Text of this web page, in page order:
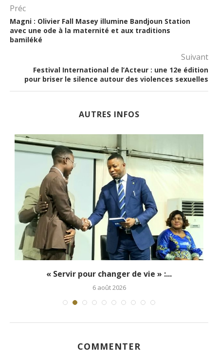
Préc
Magni : Olivier Fall Masey illumine Bandjoun Station
avec une ode à la maternité et aux traditions
bamiléké
Suivant
Festival International de l’Acteur : une 12e édition
pour briser le silence autour des violences sexuelles
AUTRES INFOS
« Servir pour changer de vie » :...
6 août 2026
COMMENTER